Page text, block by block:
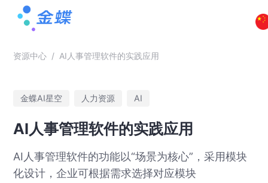
资源中心 / AI人事管理软件的实践应用
金蝶AI星空 人力资源 AI
AI人事管理软件的实践应用
AI人事管理软件的功能以“场景为核心”，采用模块
化设计，企业可根据需求选择对应模块